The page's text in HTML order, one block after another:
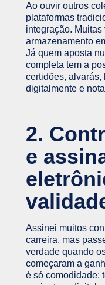
Ao ouvir outros
plataformas
integração.
armazenamento
Já quem aposta
completa tem a
certidões, alvarás,
digitalmente e
2.
e
Assinei muitos
carreira, mas
verdade quando
começaram a
é só comodidade: